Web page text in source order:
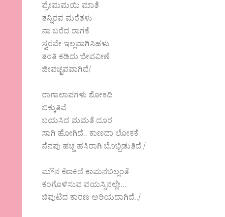
ಪ್ರೇಮಮಯಿ ಮಾತೆ
ತನ್ನಿರವ ಮರೆತಳು
ನಾ ಬರೆದ ರಾಗಕೆ
ಸ್ವರವೇ ಇಲ್ಲವಾಗಿಸಿಹಳು
ತಂತಿ ಕಡಿದು ಜೀವವೀಣೆ
ಜೀವಚ್ಛವವಾಗಿದೆ/
ರಾಗಾಲಾಪಗಳು ಶೋಕದಿ
ಬಿಕ್ಕುತಿವೆ
ಬಯಸಿದ ಮಮತೆ ದೂರ
ಸಾಗಿ ಹೋಗಿದೆ.. ಕಾಣದಾ ಲೋಕಕೆ
ನೆನಪು ಹಚ್ಚ ಹಸಿರಾಗಿ ಬೊಬ್ಬಿಡುತಿದೆ /
ಮೌನ ಕೆಣಕಿದೆ ಕಾಮನಬಿಲ್ಲಂತೆ
ಕಂಗೊಳಿಸುವ ವಯಸ್ಸಿನಲ್ಲೇ…
ಚಿವುಟಿದ ಕಾರಣ ಅರಿಯದಾಗಿದೆ../